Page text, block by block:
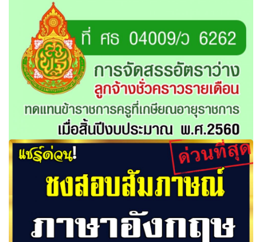
โอเน็ตปี60 พร้อม สทศ.ชวน นร. ดูแนวข้อสอบ เผย วิชาวิทย์-
คณิต ป.6 เสร็จแล้ว
การจัดสรรอัตราว่างลูกจ้างชั่วคราวรายเดือนทดแทน
ข้าราชการครูที่เกษียณอายุราชการสิ้นปีงบงบประมาณ 60